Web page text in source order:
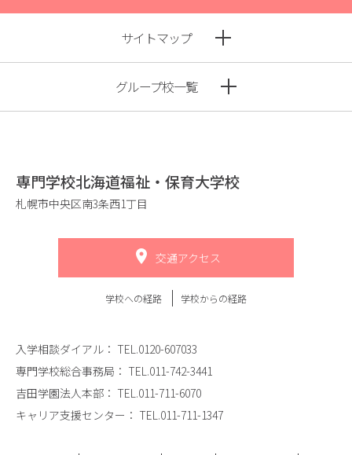
サイトマップ
グループ校一覧
専門学校北海道福祉・保育大学校
札幌市中央区南3条西1丁目
交通アクセス
学校への経路 学校からの経路
入学相談ダイアル： TEL.0120-607033
専門学校総合事務局： TEL.011-742-3441
吉田学園法人本部： TEL.011-711-6070
キャリア支援センター： TEL.011-711-1347